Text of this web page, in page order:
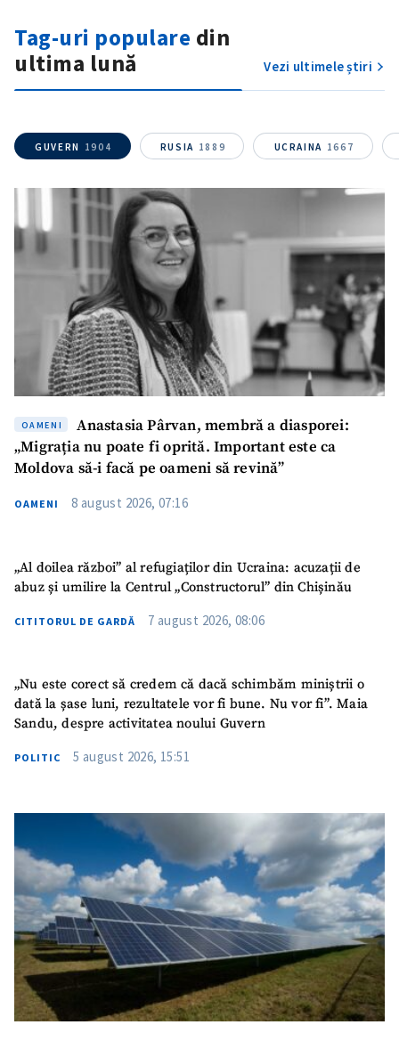
Tag-uri populare din
ultima lună
Vezi ultimele știri
GUVERN 1904 RUSIA 1889 UCRAINA 1667
OAMENI
Anastasia Pârvan, membră a diasporei:
„Migrația nu poate fi oprită. Important este ca
Moldova să-i facă pe oameni să revină”
OAMENI 8 august 2026, 07:16
„Al doilea război” al refugiaților din Ucraina: acuzații de
abuz și umilire la Centrul „Constructorul” din Chișinău
CITITORUL DE GARDĂ 7 august 2026, 08:06
„Nu este corect să credem că dacă schimbăm miniștrii o
dată la șase luni, rezultatele vor fi bune. Nu vor fi”. Maia
Sandu, despre activitatea noului Guvern
POLITIC 5 august 2026, 15:51